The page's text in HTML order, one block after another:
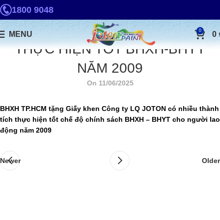
1800 9048
MENU 0 0
THỰC HIỆN TỐT BHXH-BHYT
NĂM 2009
On 11/06/2025
BHXH TP.HCM tặng Giấy khen Công ty LQ JOTON có nhiều thành
tích thực hiện tốt chế độ chính sách BHXH – BHYT cho người lao
động năm 2009
Newer Older